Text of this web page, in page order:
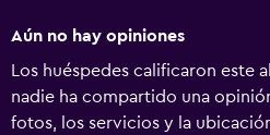
Aún no hay opiniones
Los huéspedes calificaron este
nadie ha compartido una
fotos, los servicios y la